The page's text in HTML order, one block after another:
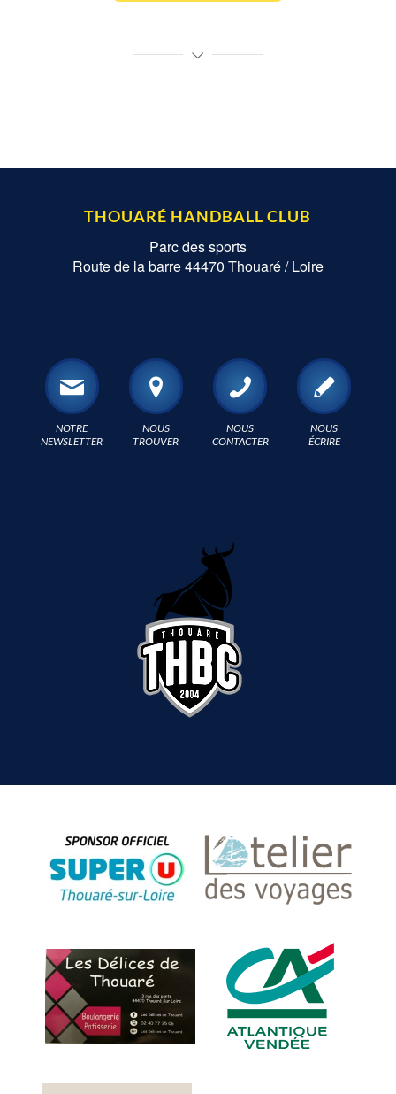
THOUARÉ HANDBALL CLUB
Parc des sports
Route de la barre 44470 Thouaré / Loire
NOTRE
NEWSLETTER
NOUS
TROUVER
NOUS
CONTACTER
NOUS
ÉCRIRE